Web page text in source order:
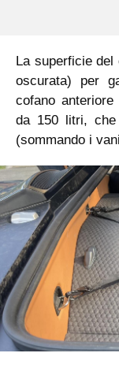
La superficie
oscurata) per
cofano
da 150 litri, che
(sommando i